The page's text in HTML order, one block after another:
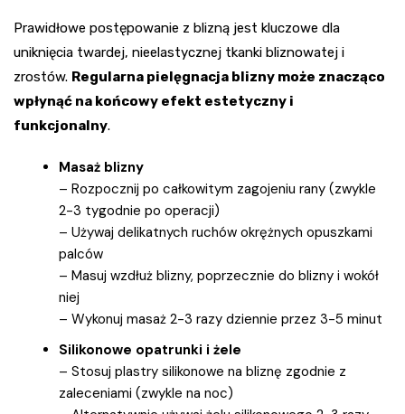
Prawidłowe postępowanie z blizną jest kluczowe dla
uniknięcia twardej, nieelastycznej tkanki bliznowatej i
zrostów. Regularna pielęgnacja blizny może znacząco
wpłynąć na końcowy efekt estetyczny i
funkcjonalny.
Masaż blizny
– Rozpocznij po całkowitym zagojeniu rany (zwykle
2-3 tygodnie po operacji)
– Używaj delikatnych ruchów okrężnych opuszkami
palców
– Masuj wzdłuż blizny, poprzecznie do blizny i wokół
niej
– Wykonuj masaż 2-3 razy dziennie przez 3-5 minut
Silikonowe opatrunki i żele
– Stosuj plastry silikonowe na bliznę zgodnie z
zaleceniami (zwykle na noc)